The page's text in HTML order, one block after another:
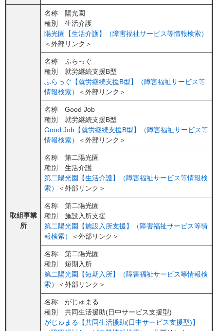
取組事業
所
名称 陽光園
種別 生活介護
陽光園【生活介護】（障害福祉サービス等情報検索）
＜外部リンク＞
名称 ふらっぐ
種別 就労継続支援B型
ふらっぐ【就労継続支援B型】（障害福祉サービス等
情報検索）
＜外部リンク＞
名称 Good Job
種別 就労継続支援B型
Good Job【就労継続支援B型】（障害福祉サービス等
情報検索）
＜外部リンク＞
名称 第二陽光園
種別 生活介護
第二陽光園【生活介護】（障害福祉サービス等情報検
索）
＜外部リンク＞
名称 第二陽光園
種別 施設入所支援
第二陽光園【施設入所支援】（障害福祉サービス等情
報検索）
＜外部リンク＞
名称 第二陽光園
種別 短期入所
第二陽光園【短期入所】（障害福祉サービス等情報検
索）
＜外部リンク＞
名称 がじゅまる
種別 共同生活援助(日中サービス支援型)
がじゅまる【共同生活援助(日中サービス支援型)】